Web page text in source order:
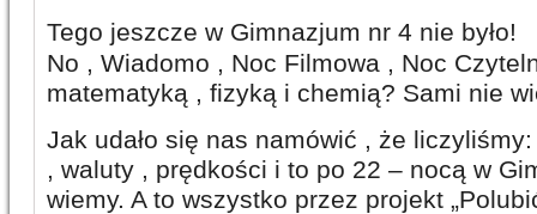
Tego jeszcze w Gimnazjum nr 4 nie było!
No , Wiadomo , Noc Filmowa , Noc
matematyką , fizyką i chemią? Sami nie
Jak udało się nas namówić , że
, waluty , prędkości i to po 22 – nocą w
wiemy. A to wszystko przez projekt